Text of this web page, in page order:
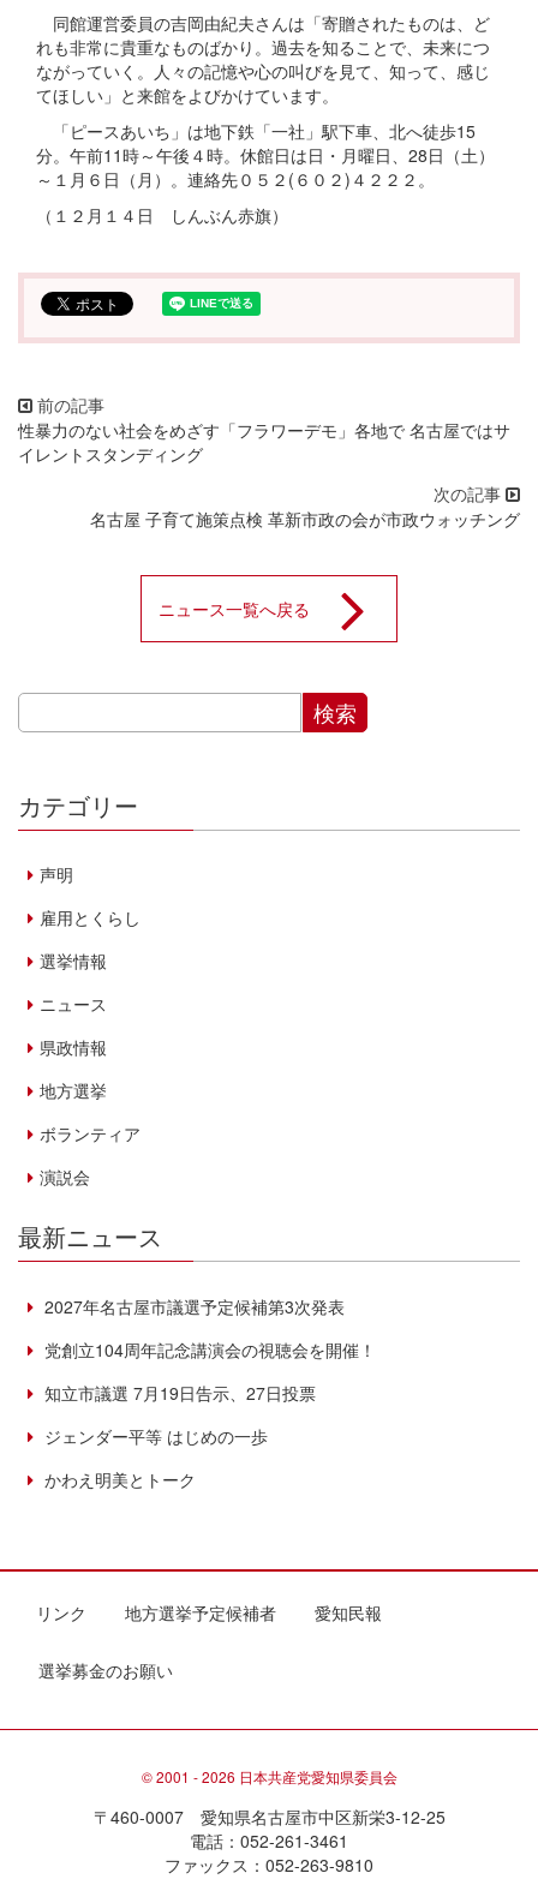
同館運営委員の吉岡由紀夫さんは「寄贈されたものは、ど
れも非常に貴重なものばかり。過去を知ることで、未来につ
ながっていく。人々の記憶や心の叫びを見て、知って、感じ
てほしい」と来館をよびかけています。
「ピースあいち」は地下鉄「一社」駅下車、北へ徒歩15
分。午前11時～午後４時。休館日は日・月曜日、28日（土）
～１月６日（月）。連絡先０５２(６０２)４２２２。
（１２月１４日 しんぶん赤旗）
性暴力のない社会をめざす「フラワーデモ」各地で 名古屋ではサ
イレントスタンディング
名古屋 子育て施策点検 革新市政の会が市政ウォッチング
ニュース一覧へ戻る
カテゴリー
声明
雇用とくらし
選挙情報
ニュース
県政情報
地方選挙
ボランティア
演説会
最新ニュース
2027年名古屋市議選予定候補第3次発表
党創立104周年記念講演会の視聴会を開催！
知立市議選 7月19日告示、27日投票
ジェンダー平等 はじめの一歩
かわえ明美とトーク
リンク 地方選挙予定候補者 愛知民報
選挙募金のお願い
© 2001 - 2026 日本共産党愛知県委員会
〒460-0007 愛知県名古屋市中区新栄3-12-25
電話：052-261-3461
ファックス：052-263-9810